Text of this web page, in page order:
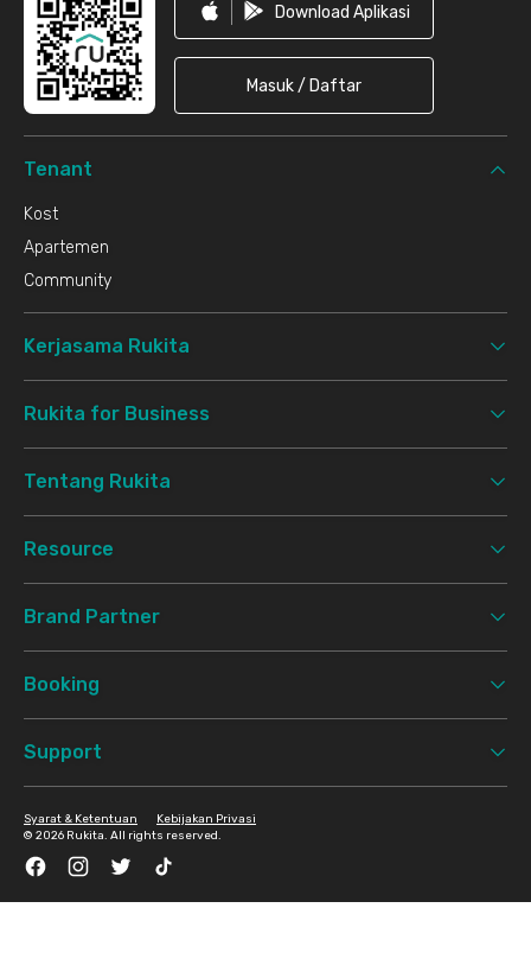
Download Aplikasi
Masuk / Daftar
Tenant
Kost
Apartemen
Community
Kerjasama Rukita
Rukita for Business
Tentang Rukita
Resource
Brand Partner
Booking
Support
© 2026 Rukita. All rights reserved.
Syarat & Ketentuan Kebijakan Privasi
FacebookInstagramTwitter TikTok